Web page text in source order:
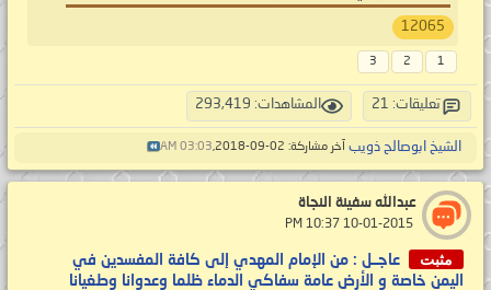
12065
1
2
3
تعليقات: 21 المشاهدات: 293,419
الشيخ ابوصالح ذويب آخر مشاركة: 02-09-2018, 03:03 AM
عبدالله سفينة النجاة
مثبت
عاجــل : من الإمام المهدي إلى كافة المفسدين في
اليمن خاصة و الأرض عامة سفاكي الدماء ظلما وعدوانا وطغيانا